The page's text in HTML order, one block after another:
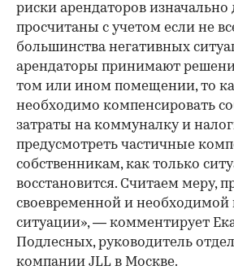
00:00 / 00:00
риски арендаторов
просчитаны с учетом если не
большинства негативных
арендаторы принимают
том или ином помещении, то
необходимо компенсировать
затраты на коммуналку и
предусмотреть частичные
собственникам, как только
восстановится. Считаем меру,
своевременной и необходимой
ситуации», — комментирует
Подлесных, руководитель
компании JLL в Москве.